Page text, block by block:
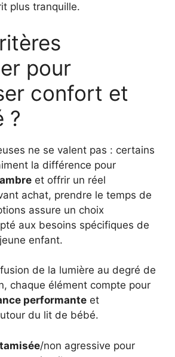
plus tranquille.
pour
confort et
?
ne se valent pas : certains
la différence pour
et offrir un réel
achat, prendre le temps de
assure un choix
aux besoins spécifiques de
enfant.
de la lumière au degré de
chaque élément compte pour
performante et
du lit de bébé.
/non agressive pour